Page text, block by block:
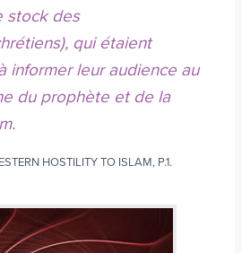
stock des
qui étaient
informer leur audience au
du prophète et de la
HOSTILITY TO ISLAM, P.1.